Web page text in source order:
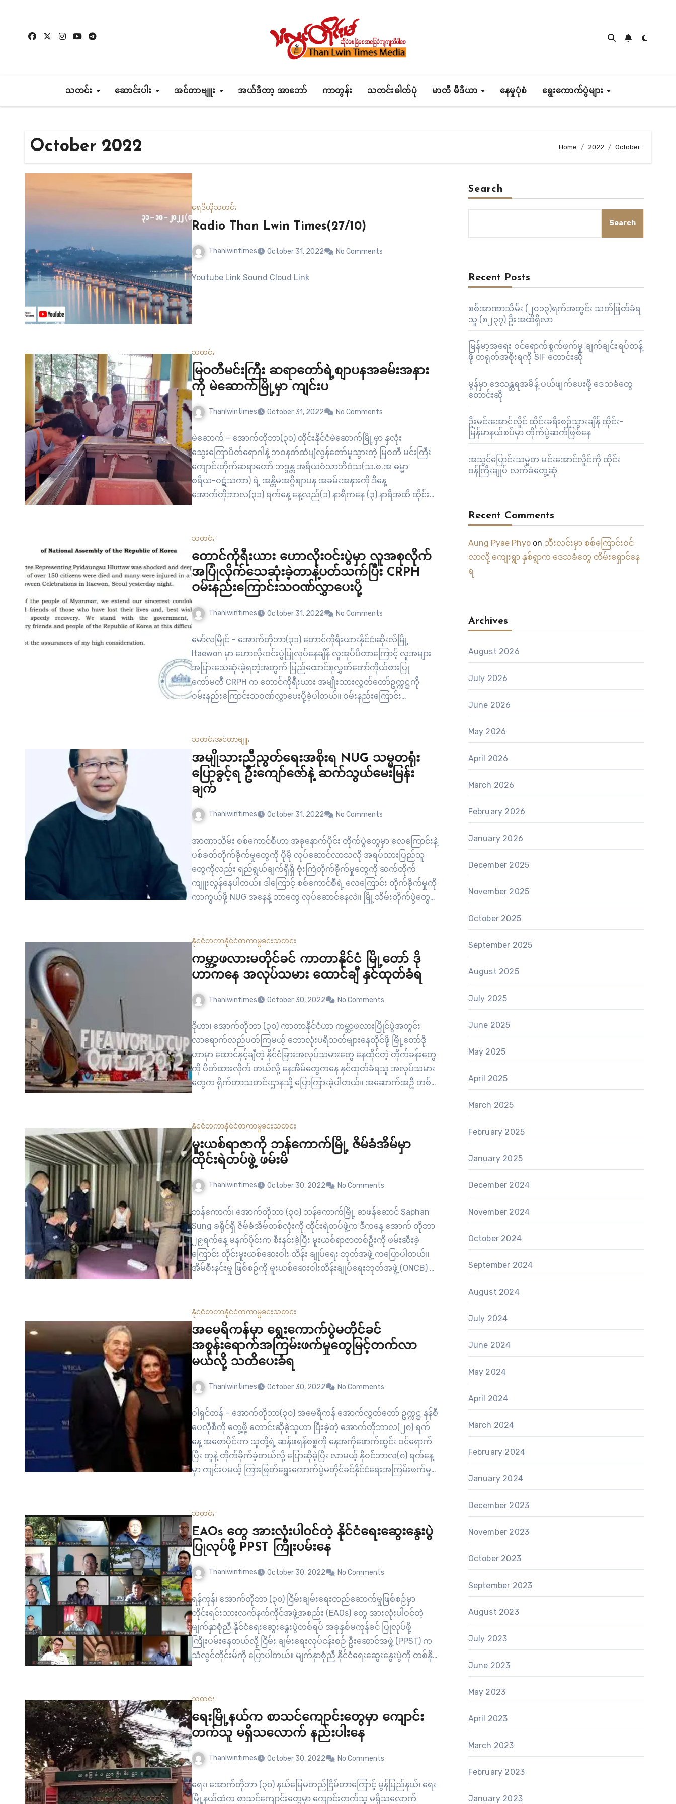
content
သတင်း ဆောင်းပါး အင်တာဗျူး အယ်ဒီတာ့ အာဘော် ကာတွန်း သတင်းဓါတ်ပုံ မာတီ မီဒီယာ နေမှုပုံစံ ရွေးကောက်ပွဲများ
October 2022 Home 2022 October
ရေဒီယိုသတင်း
Radio Than Lwin Times(27/10)
Thanlwintimes October 31, 2022 No Comments
Youtube Link Sound Cloud Link
သတင်း
မြဝတီမင်းကြီး ဆရာတော်ရဲ့စျာပနအခမ်းအနား
ကို မဲဆောက်မြို့မှာ ကျင်းပ
Thanlwintimes October 31, 2022 No Comments
မဲဆောက် – အောက်တိုဘာ(၃၁) ထိုင်းနိုင်ငံမဲဆောက်မြို့မှာ နှလုံး
သွေးကြောပိတ်ရောဂါနဲ့ ဘဝနတ်ထံပျံလွန်တော်မူသွားတဲ့ မြဝတီ မင်းကြီး
ကျောင်းတိုက်ဆရာတော် ဘဒ္ဒန္တ အရိယဝံသာဘိဝံသ(သ.စ.အ ဓမ္မာ
စရိယ-ဝဋံသကာ) ရဲ့ အန္တိမအဂ္ဂိစျာပန အခမ်းအနားကို ဒီနေ့
အောက်တိုဘာလ(၃၁) ရက်နေ့ နေ့လည်(၁) နာရီကနေ (၃) နာရီအထိ ထိုင်း
သတင်း
တောင်ကိုရီးယား ဟောလိုးဝင်းပွဲမှာ လူအစုလိုက်
အပြုံလိုက်သေဆုံးခဲ့တာနဲ့ပတ်သက်ပြီး CRPH
ဝမ်းနည်းကြောင်းသဝဏ်လွှာပေးပို့
Thanlwintimes October 31, 2022 No Comments
မော်လမြိုင် – အောက်တိုဘာ(၃၁) တောင်ကိုရီးယားနိုင်ငံ၊ဆိုးလ်မြို့
Itaewon မှာ ဟောလိုးဝင်းပွဲပြုလုပ်နေချိန် လူအုပ်ပိတာကြောင့် လူအများ
အပြားသေဆုံးခဲ့ရတဲ့အတွက် ပြည်ထောင်စုလွှတ်တော်ကိုယ်စားပြု
ကော်မတီ CRPH က တောင်ကိုရီးယား အမျိုးသားလွှတ်တော်ဥက္ကဋ္ဌကို
ဝမ်းနည်းကြောင်းသဝဏ်လွှာပေးပို့ခဲ့ပါတယ်။ ဝမ်းနည်းကြောင်း
အပြားထိခိုက်ဒဏ်ရာရရှိခဲ့တဲ့ အတွက် ပြည်ထောင်စု လွှတ်တော်ကိုယ်စား
ပြုကော်မတီအနေနဲ့ များစွာဝမ်းနည်းရတယ်လို့…
သတင်းအင်တာဗျူး
အမျိုသားညီညွတ်ရေးအစိုးရ NUG သမ္မတရုံး
ပြောခွင့်ရ ဦးကျော်ဇော်နဲ့ ဆက်သွယ်မေးမြန်း
ချက်
Thanlwintimes October 31, 2022 No Comments
အာဏာသိမ်း စစ်ကောင်စီဟာ အခုနောက်ပိုင်း တိုက်ပွဲတွေမှာ လေကြောင်းနဲ့
ပစ်ခတ်တိုက်ခိုက်မှုတွေကို ပိုမို လုပ်ဆောင်လာသလို အရပ်သားပြည်သူ
တွေကိုလည်း ရည်ရွယ်ချက်ရှိရှိ ဗုံးကြဲတိုက်ခိုက်မှုတွေကို ဆက်တိုက်
ကျူးလွန်နေပါတယ်။ ဒါကြောင့် စစ်ကောင်စီရဲ့ လေကြောင်း တိုက်ခိုက်မှုကို
ကာကွယ်ဖို့ NUG အနေနဲ့ ဘာတွေ လုပ်ဆောင်နေလဲ။ မြို့သိမ်းတိုက်ပွဲတွေ
နိုင်ငံတကာနိုင်ငံတကာမှုခင်းသတင်း
ကမ္ဘာ့ဖလားမတိုင်ခင် ကာတာနိုင်ငံ မြို့တော် ဒို
ဟာကနေ အလုပ်သမား ထောင်ချီ နှင်ထုတ်ခံရ
Thanlwintimes October 30, 2022 No Comments
ဒိုဟာ၊ အောက်တိုဘာ (၃၀) ကာတာနိုင်ငံဟာ ကမ္ဘာ့ဖလားပြိုင်ပွဲအတွင်း
လာရောက်လည်ပတ်ကြမယ့် ဘောလုံးပရိသတ်များနေထိုင်ဖို့ မြို့တော်ဒို
ဟာမှာ ထောင်နှင့်ချီတဲ့ နိုင်ငံခြားအလုပ်သမားတွေ နေထိုင်တဲ့ တိုက်ခန်းတွေ
ကို ပိတ်ထားလိုက် တယ်လို့ နေအိမ်တွေကနေ နှင်ထုတ်ခံရသူ အလုပ်သမား
တွေက ရိုက်တာသတင်းဌာနသို့ ပြောကြားခဲ့ပါတယ်။ အဆောက်အဦ တစ်
နိုင်ငံတကာနိုင်ငံတကာမှုခင်းသတင်း
မူးယစ်ရာဇာကို ဘန်ကောက်မြို့ ဇိမ်ခံအိမ်မှာ
ထိုင်းရဲတပ်ဖွဲ့ ဖမ်းမိ
Thanlwintimes October 30, 2022 No Comments
ဘန်ကောက်၊ အောက်တိုဘာ (၃၀) ဘန်ကောက်မြို့ ဆဖန်ဆောင် Saphan
Sung ခရိုင်ရှိ ဇိမ်ခံအိမ်တစ်လုံးကို ထိုင်းရဲတပ်ဖွဲ့က ဒီကနေ့ အောက် တိုဘာ
၂၉ရက်နေ့ မနက်ပိုင်းက စီးနင်းခဲ့ပြီး မူးယစ်ရာဇာတစ်ဦးကို ဖမ်းဆီးခဲ့
ကြောင်း ထိုင်းမူးယစ်ဆေးဝါး ထိန်း ချုပ်ရေး ဘုတ်အဖွဲ့ ကပြောပါတယ်။
အိမ်စီးနင်းမှု ဖြစ်စဉ်ကို မူးယစ်ဆေးဝါးထိန်းချုပ်ရေးဘုတ်အဖွဲ့ (ONCB) မှ
နိုင်ငံတကာနိုင်ငံတကာမှုခင်းသတင်း
အမေရိကန်မှာ ရွေးကောက်ပွဲမတိုင်ခင်
အစွန်းရောက်အကြမ်းဖက်မှုတွေမြင့်တက်လာ
မယ်လို့ သတိပေးခံရ
Thanlwintimes October 30, 2022 No Comments
ဝါရှင်တန် – အောက်တိုဘာ(၃၀) အမေရိကန် အောက်လွှတ်တော် ဥက္ကဋ္ဌ နန်စီ
ပေလီုစီကို တွေ့ဖို့ တောင်းဆိုခဲ့သူဟာ ပြီးခဲ့တဲ့ အောက်တိုဘာလ(၂၈) ရက်
နေ့ အစောပိုင်းက သူတို့ရဲ့ ဆန်ဖရန်စစ္စကို နေအကိုဖောက်ထွင်း ဝင်ရောက်
ပြီး တူနဲ့ တိုက်ခိုက်ခဲ့တယ်လို့ ပြောဆိုခဲ့ပြီး လာမယ့် နိုဝင််ဘာလ(၈) ရက်နေ့
မှာ ကျင်းပမယ့် ကြားဖြတ်ရွေးကောက်ပွဲမတိုင်ခင်နိုင်ငံရေးအကြမ်းဖက်မှု
သတင်း
EAOs တွေ အားလုံးပါဝင်တဲ့ နိုင်ငံရေးဆွေးနွေးပွဲ
ပြုလုပ်ဖို့ PPST ကြိုးပမ်းနေ
Thanlwintimes October 30, 2022 No Comments
ရန်ကုန်၊ အောက်တိုဘာ (၃၀) ငြိမ်းချမ်းရေးတည်ဆောက်မှုဖြစ်စဉ်မှာ
တိုင်းရင်းသားလက်နက်ကိုင်အဖွဲ့အစည်း (EAOs) တွေ အားလုံးပါဝင်တဲ့
မျက်နှာစုံညီ နိုင်ငံရေးဆွေးနွေးပွဲတစ်ရပ် အခုနှစ်မကုန်ခင် ပြုလုပ်ဖို့
ကြိုးပမ်းနေတယ်လို့ ငြိမ်း ချမ်းရေးလုပ်ငန်းစဉ် ဦးဆောင်အဖွဲ့ (PPST) က
သံလွင်တိုင်းမ်ကို ပြောပါတယ်။ မျက်နှာစုံညီ နိုင်ငံရေးဆွေးနွေးပွဲကို တစ်နိုင်
ငံလုံးပစ်ခတ်တိုက်ခိုက်မှု ရပ်စဲရေးသဘောတူစာချုပ်(NCA) ထိုးထားတဲ့
တဲ့…
သတင်း
ရေးမြို့နယ်က စာသင်ကျောင်းတွေမှာ ကျောင်း
တက်သူ မရှိသလောက် နည်းပါးနေ
Thanlwintimes October 30, 2022 No Comments
ရေး၊ အောက်တိုဘာ (၃၀) နယ်မြေမတည်ငြိမ်တာကြောင့် မွန်ပြည်နယ်၊ ရေး
မြို့နယ်ထဲက စာသင်ကျောင်းတွေမှာ ကျောင်းတက်သူ မရှိသလောက်
Search
Search
Recent Posts
စစ်အာဏာသိမ်း (၂၀၁၃)ရက်အတွင်း သတ်ဖြတ်ခံရ
သူ (၈၂၃၇) ဦးအထိရှိလာ
မြန်မာ့အရေး ဝင်ရောက်စွက်ဖက်မှု ချက်ချင်းရပ်တန့်
ဖို့ တရုတ်အစိုးရကို SIF တောင်းဆို
မွန်မှာ ဒေသန္တရအမိန့် ပယ်ဖျက်ပေးဖို့ ဒေသခံတွေ
တောင်းဆို
ဦးမင်းအောင်လှိုင် ထိုင်းခရီးစဉ်သွားချိန် ထိုင်း-
မြန်မာနယ်စပ်မှာ တိုက်ပွဲဆက်ဖြစ်နေ
အသွင်ပြောင်းသမ္မတ မင်းအောင်လှိုင်ကို ထိုင်း
ဝန်ကြီးချုပ် လက်ခံတွေ့ဆုံ
Recent Comments
Aung Pyae Phyoon ဘီးလင်းမှာ စစ်ကြောင်းဝင်
လာလို့ ကျေးရွာ နှစ်ရွာက ဒေသခံတွေ တိမ်းရှောင်နေ
ရ
Archives
August 2026
July 2026
June 2026
May 2026
April 2026
March 2026
February 2026
January 2026
December 2025
November 2025
October 2025
September 2025
August 2025
July 2025
June 2025
May 2025
April 2025
March 2025
February 2025
January 2025
December 2024
November 2024
October 2024
September 2024
August 2024
July 2024
June 2024
May 2024
April 2024
March 2024
February 2024
January 2024
December 2023
November 2023
October 2023
September 2023
August 2023
July 2023
June 2023
May 2023
April 2023
March 2023
February 2023
January 2023